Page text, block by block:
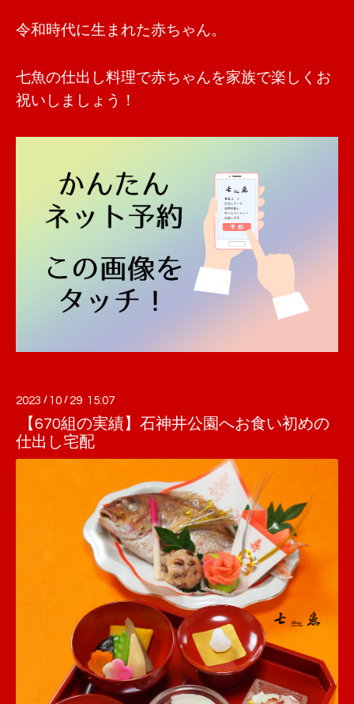
令和時代に生まれた赤ちゃん。
七魚の仕出し料理で赤ちゃんを家族で楽しくお
祝いしましょう！
2023 / 10 / 29 15:07
【670組の実績】石神井公園へお食い初めの
仕出し宅配